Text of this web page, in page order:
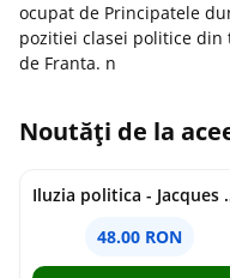
ocupat de Principatele
pozitiei clasei politice din
de Franta. n
Noutăți de la
Iluzia
48.00 RON